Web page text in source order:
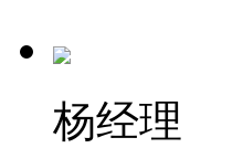
杨经理